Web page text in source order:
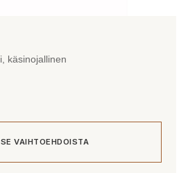
käsinojallinen
VAIHTOEHDOISTA